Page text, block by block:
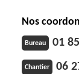
Nos
Bureau 01
Chantier 06